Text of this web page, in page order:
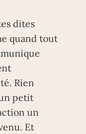
dites
quand tout
Rien
petit
un
Et